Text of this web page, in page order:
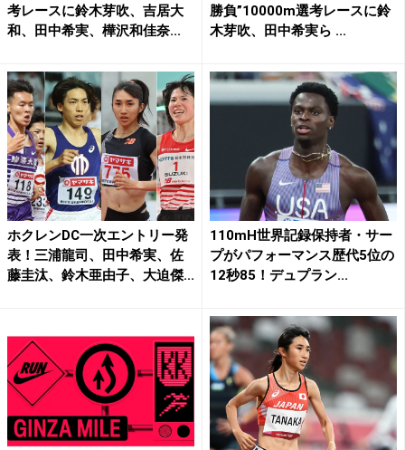
考レースに鈴木芽吹、吉居大
和、田中希実、樺沢和佳奈...
勝負”10000m選考レースに鈴
木芽吹、田中希実ら ...
ホクレンDC一次エントリー発
表！三浦龍司、田中希実、佐
藤圭汰、鈴木亜由子、大迫傑...
110mH世界記録保持者・サー
プがパフォーマンス歴代5位の
12秒85！デュプラン...